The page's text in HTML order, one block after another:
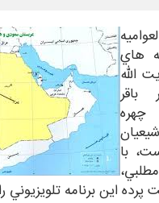
هاي
الله
باقر
با
اين برنامه تلويزيوني